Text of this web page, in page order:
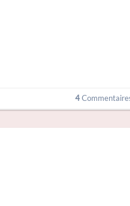
4